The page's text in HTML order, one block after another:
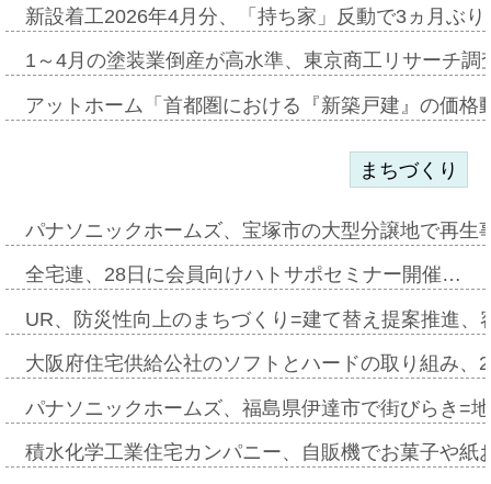
新設着工2026年4月分、「持ち家」反動で3ヵ月ぶ
1～4月の塗装業倒産が高水準、東京商工リサーチ
アットホーム「首都圏における『新築戸建』の価
まちづくり
パナソニックホームズ、宝塚市の大型分譲地で再
全宅連、28日に会員向けハトサポセミナー開催…
UR、防災性向上のまちづくり=建て替え提案推進
大阪府住宅供給公社のソフトとハードの取り組み
パナソニックホームズ、福島県伊達市で街びらき=
積水化学工業住宅カンパニー、自販機でお菓子や